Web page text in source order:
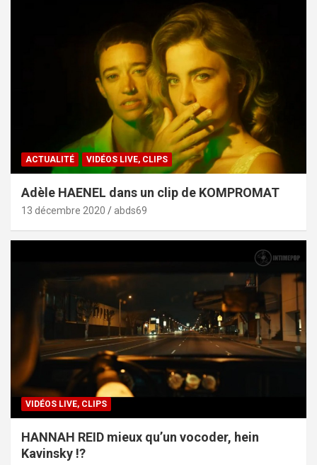
ACTUALITÉ VIDÉOS LIVE, CLIPS
Adèle HAENEL dans un clip de KOMPROMAT
13 décembre 2020 abds69
VIDÉOS LIVE, CLIPS
HANNAH REID mieux qu’un vocoder, hein
Kavinsky !?